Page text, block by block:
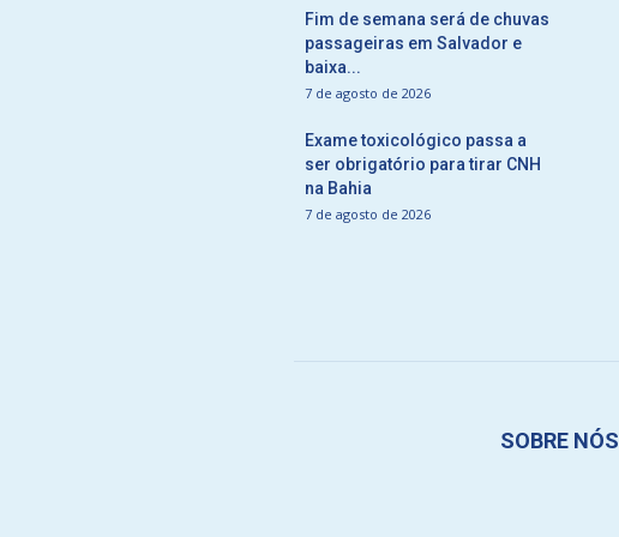
Fim de semana será de chuvas
passageiras em Salvador e
baixa...
7 de agosto de 2026
Exame toxicológico passa a
ser obrigatório para tirar CNH
na Bahia
7 de agosto de 2026
SOBRE NÓS